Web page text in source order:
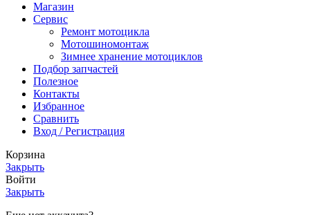
Магазин
Сервис
Ремонт мотоцикла
Мотошиномонтаж
Зимнее хранение мотоциклов
Подбор запчастей
Полезное
Контакты
Избранное
Сравнить
Вход / Регистрация
Корзина
Закрыть
Войти
Закрыть